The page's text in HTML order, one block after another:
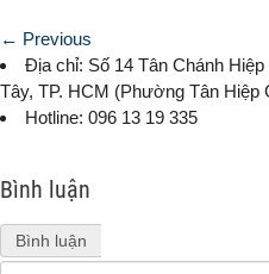
← Previous
Địa chỉ: Số 14 Tân Chánh Hiệp
Tây, TP. HCM (Phường Tân Hiệp
Hotline: 096 13 19 335
Bình luận
Bình luận